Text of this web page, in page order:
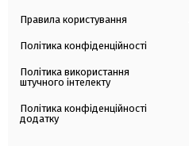
Правила користування
Політика конфіденційності
Політика використання
штучного інтелекту
Політика конфіденційності
додатку